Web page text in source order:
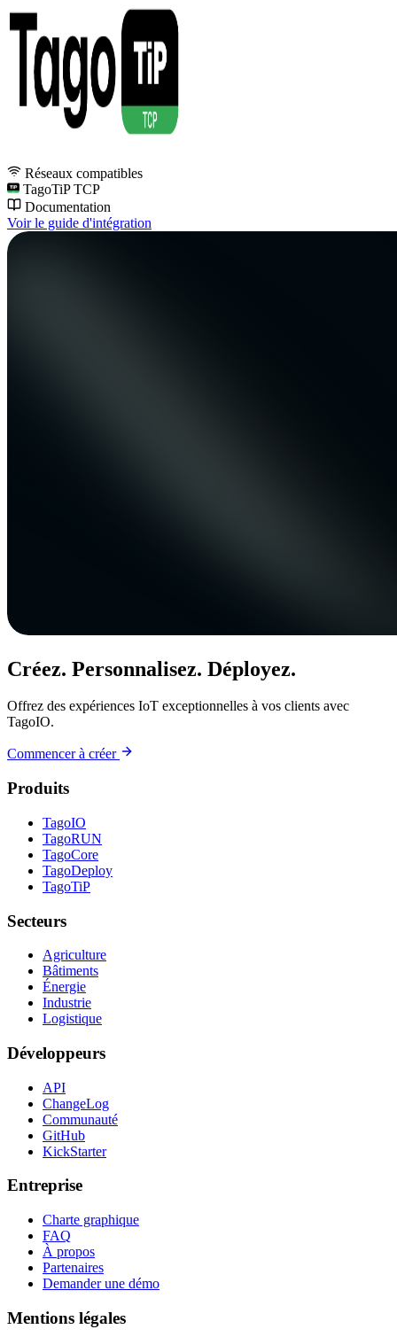
Réseaux compatibles
TagoTiP TCP
Documentation
Voir le guide d'intégration
Créez. Personnalisez. Déployez.
Offrez des expériences IoT exceptionnelles à vos clients avec
TagoIO.
Commencer à créer
Produits
TagoIO
TagoRUN
TagoCore
TagoDeploy
TagoTiP
Secteurs
Agriculture
Bâtiments
Énergie
Industrie
Logistique
Développeurs
API
ChangeLog
Communauté
GitHub
KickStarter
Entreprise
Charte graphique
FAQ
À propos
Partenaires
Demander une démo
Mentions légales